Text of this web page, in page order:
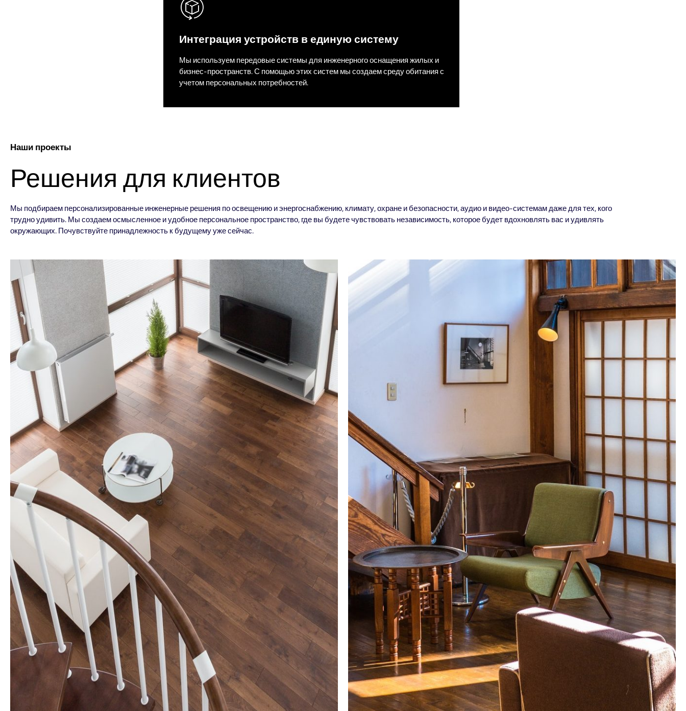
Интеграция устройств в единую систему
Мы используем передовые системы для инженерного оснащения жилых и
бизнес-пространств. С помощью этих систем мы создаем среду обитания с
учетом персональных потребностей.
Наши проекты
Решения для клиентов
Мы подбираем персонализированные инженерные решения по освещению и энергоснабжению, климату, охране и безопасности, аудио и видео-системам даже для тех, кого
трудно удивить. Мы создаем осмысленное и удобное персональное пространство, где вы будете чувствовать независимость, которое будет вдохновлять вас и удивлять
окружающих. Почувствуйте принадлежность к будущему уже сейчас.